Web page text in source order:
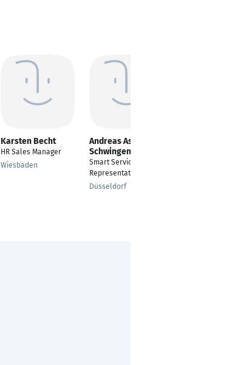
Karsten Becht
HR Sales Manager
Wiesbaden
Andreas Assmus-
Schwingen
Smart Service
Representative
Düsseldorf